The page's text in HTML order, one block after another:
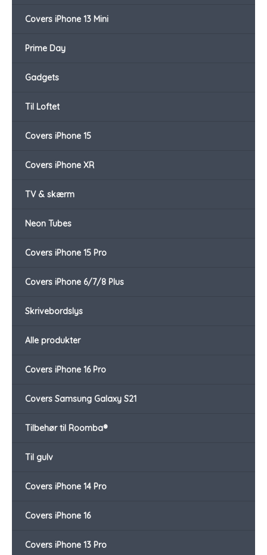
Covers iPhone 13 Mini
Prime Day
Gadgets
Til Loftet
Covers iPhone 15
Covers iPhone XR
TV & skærm
Neon Tubes
Covers iPhone 15 Pro
Covers iPhone 6/7/8 Plus
Skrivebordslys
Alle produkter
Covers iPhone 16 Pro
Covers Samsung Galaxy S21
Tilbehør til Roomba®
Til gulv
Covers iPhone 14 Pro
Covers iPhone 16
Covers iPhone 13 Pro